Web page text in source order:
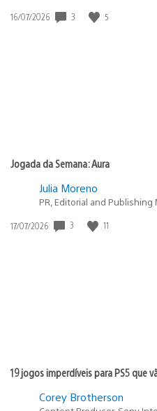
Data
16/07/2026 3 5
Jogada da Semana: Aura
Julia Moreno
PR, Editorial and Publishing
Data
17/07/2026 3 11
19 jogos imperdíveis para PS5 que
Corey Brotherson